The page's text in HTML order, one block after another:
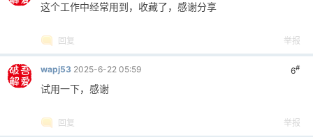
这个工作中经常用到，收藏了，感谢分享
回复 举报
6#
wapj53 2025-6-22 05:59
试用一下，感谢
回复 举报